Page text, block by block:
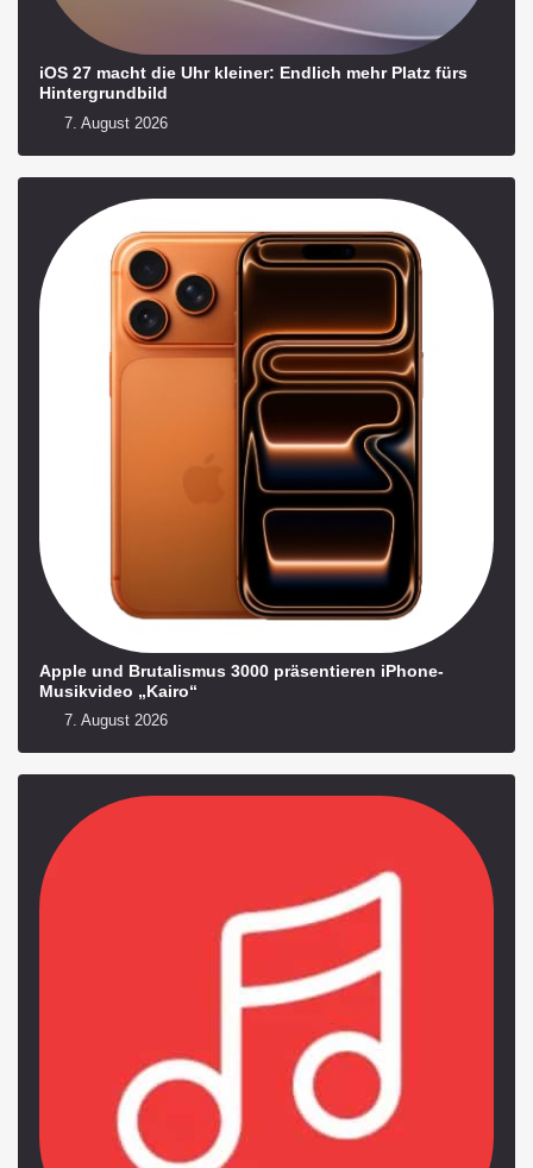
iOS 27 macht die Uhr kleiner: Endlich mehr Platz fürs
Hintergrundbild
7. August 2026
Apple und Brutalismus 3000 präsentieren iPhone-
Musikvideo „Kairo“
7. August 2026